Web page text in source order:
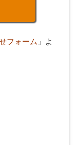
フォーム 」よ